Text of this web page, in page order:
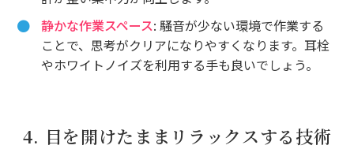
静かな作業スペース: 騒音が少ない環境で作業する
ことで、思考がクリアになりやすくなります。耳栓
やホワイトノイズを利用する手も良いでしょう。
4. 目を開けたままリラックスする技術